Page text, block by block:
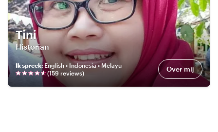
Tini
Historian
Ik spreek: English • Indonesia • Melayu
(159 reviews) Over mij